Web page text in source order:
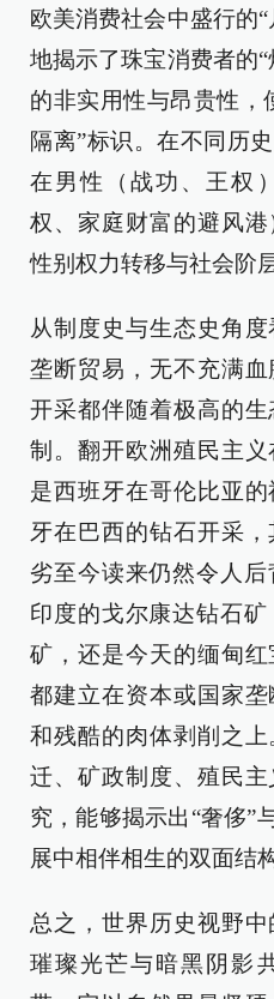
欧美消费社会中盛行的
地揭示了珠宝消费者的
的非实用性与昂贵性，
隔离”标识。在不同历
在男性（战功、王权
权、家庭财富的避风
性别权力转移与社会阶
从制度史与生态史角
垄断贸易，无不充满
开采都伴随着极高的
制。翻开欧洲殖民主
是西班牙在哥伦比亚
牙在巴西的钻石开采
劣至今读来仍然令人
印度的戈尔康达钻石
矿，还是今天的缅甸
都建立在资本或国家
和残酷的肉体剥削之
迁、矿政制度、殖民
究，能够揭示出“奢侈”
展中相伴相生的双面结构
总之，世界历史视野
璀璨光芒与暗黑阴影